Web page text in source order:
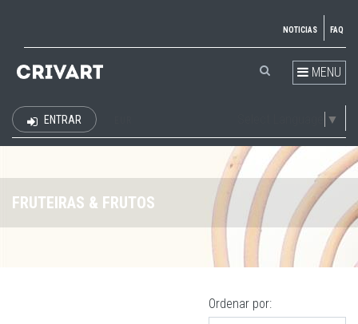
NOTICIAS FAQ
MENU
▼
ENTRAR
FRUTEIRAS & FRUTOS
Ordenar por: